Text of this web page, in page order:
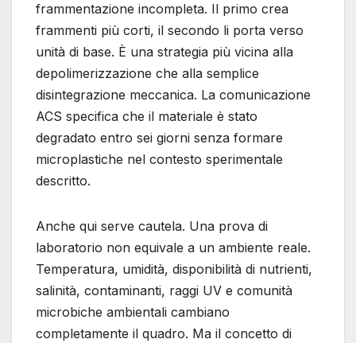
frammentazione incompleta. Il primo crea
frammenti più corti, il secondo li porta verso
unità di base. È una strategia più vicina alla
depolimerizzazione che alla semplice
disintegrazione meccanica. La comunicazione
ACS specifica che il materiale è stato
degradato entro sei giorni senza formare
microplastiche nel contesto sperimentale
descritto.
Anche qui serve cautela. Una prova di
laboratorio non equivale a un ambiente reale.
Temperatura, umidità, disponibilità di nutrienti,
salinità, contaminanti, raggi UV e comunità
microbiche ambientali cambiano
completamente il quadro. Ma il concetto di